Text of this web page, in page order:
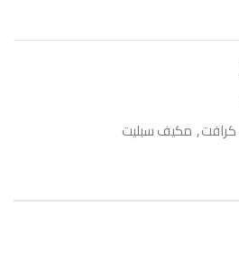
كرافت, مكيف سبليت